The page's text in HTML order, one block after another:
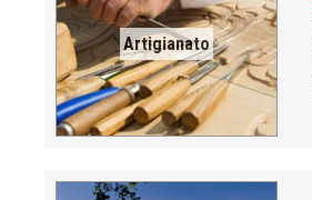
Artigianato